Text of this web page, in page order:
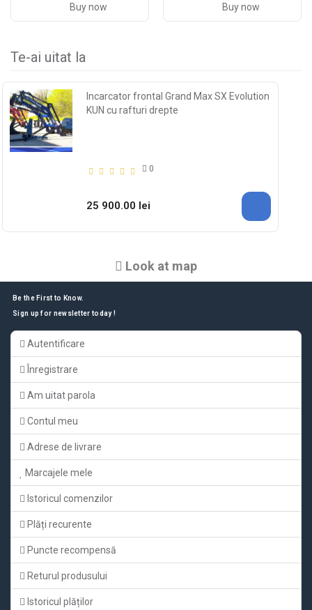
Buy now Buy now
Te-ai uitat la
Incarcator frontal Grand Max SX Evolution
KUN cu rafturi drepte
0
25 900.00 lei
Look at map
Be the First to Know.
Sign up for newsletter today !
Autentificare
Înregistrare
Am uitat parola
Contul meu
Adrese de livrare
Marcajele mele
Istoricul comenzilor
Plăți recurente
Puncte recompensă
Returul produsului
Istoricul plăților